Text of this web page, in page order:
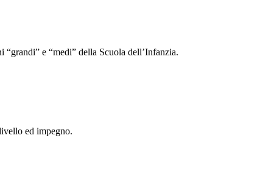
e “medi” della Scuola dell’Infanzia.
ed impegno.